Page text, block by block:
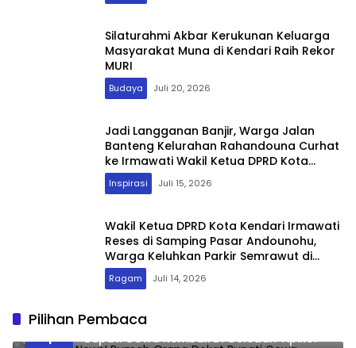
Silaturahmi Akbar Kerukunan Keluarga
Masyarakat Muna di Kendari Raih Rekor
MURI
Budaya Juli 20, 2026
Jadi Langganan Banjir, Warga Jalan
Banteng Kelurahan Rahandouna Curhat
ke Irmawati Wakil Ketua DPRD Kota
Kendari
Inspirasi Juli 15, 2026
Wakil Ketua DPRD Kota Kendari Irmawati
Reses di Samping Pasar Andounohu,
Warga Keluhkan Parkir Semrawut di
Bahu Jalan
Ragam Juli 14, 2026
Pilihan Pembaca
1
Breaking News! Rumah Orang Dekat
Bupati Gowa Kembali Di Geledah Tipikor